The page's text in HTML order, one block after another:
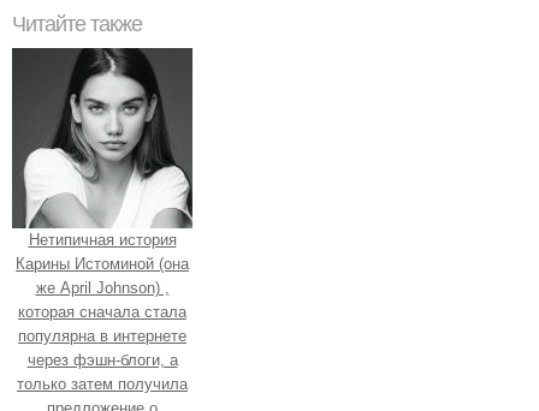
Читайте также
Нетипичная история
Карины Истоминой (она
же April Johnson) ,
которая сначала стала
популярна в интернете
через фэшн-блоги, а
только затем получила
предложение о